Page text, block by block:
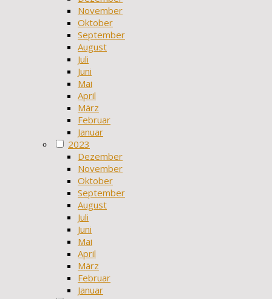
November
Oktober
September
August
Juli
Juni
Mai
April
März
Februar
Januar
2023
Dezember
November
Oktober
September
August
Juli
Juni
Mai
April
März
Februar
Januar